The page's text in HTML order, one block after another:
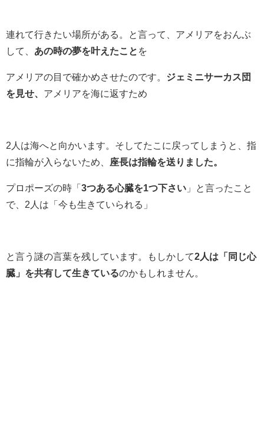
連れて行きたい場所がある。と言って、アメリアをおんぶ
して、 あの時の夢を叶えたこと を
アメリアの目で確かめさせたのです。 ジェミニサーカス団
を見せ、 アメリアを海に返すため
2人は海へと向かいます。そしてたこに戻ってしまうと、指
に指輪が入らないため、 座長は指輪を送りました。
プロポーズの時「 3つある心臓を1つ下さい 」と言ったこと
で、2人は「今も生きていられる」
と言う謎の言葉を残しています。もしかして2人は「同じ心
臓」を共有して生きているのかもしれません。